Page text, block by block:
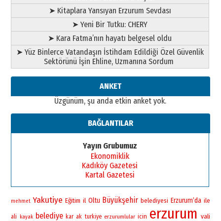
➤ Kitaplara Yansıyan Erzurum Sevdası
➤ Yeni Bir Tutku: CHERY
➤ Kara Fatma’nın hayatı belgesel oldu
➤ Yüz Binlerce Vatandaşın İstihdam Edildiği Özel Güvenlik
Sektörünü İşin Ehline, Uzmanına Sordum
ANKET
Üzgünüm, şu anda etkin anket yok.
BAĞLANTILAR
Yayın Grubumuz
Ekonomiklik
Kadıköy Gazetesi
Kartal Gazetesi
mehmet Yakutiye Eğitim il Oltu Büyükşehir belediyesi Erzurum’da ile
ali kayak belediye kar ak turkiye erzurumlular icin erzurum vali